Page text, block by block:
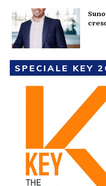
SPECIALE KEY